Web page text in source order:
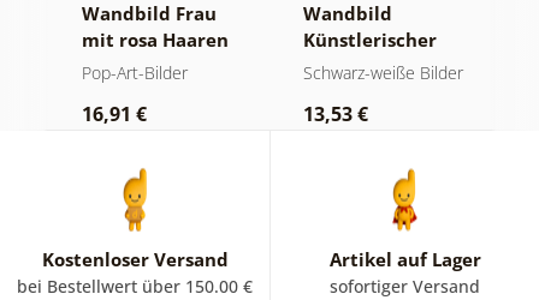
Wandbild Frau
mit rosa Haaren
Pop-Art-Bilder
16,91 €
Wandbild
Künstlerischer
Schädel in
Schwarz-weiße Bilder
13,53 €
Kostenloser Versand
bei Bestellwert über 150.00 €
Artikel auf Lager
sofortiger Versand